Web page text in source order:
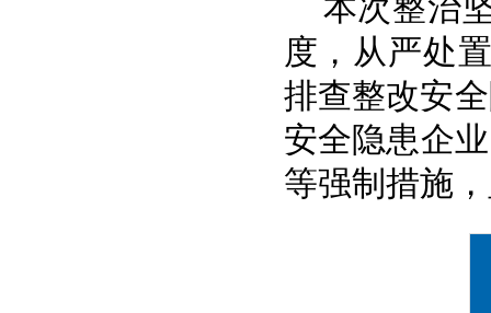
本次整治
度，从严处
排查整改安
安全隐患企
等强制措施